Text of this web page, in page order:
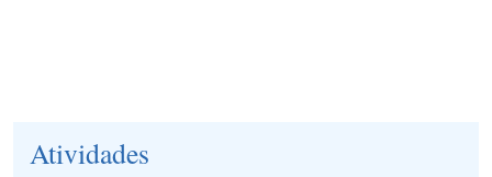
Atividades